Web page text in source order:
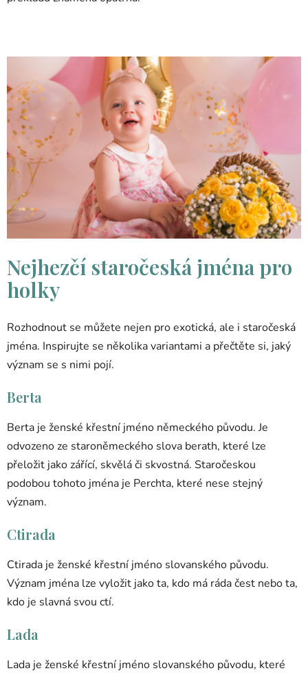
Nejhezčí staročeská jména pro
holky
Rozhodnout se můžete nejen pro exotická, ale i staročeská
jména. Inspirujte se několika variantami a přečtěte si, jaký
význam se s nimi pojí.
Berta
Berta je ženské křestní jméno německého původu. Je
odvozeno ze staroněmeckého slova berath, které lze
přeložit jako zářící, skvělá či skvostná. Staročeskou
podobou tohoto jména je Perchta, které nese stejný
význam.
Ctirada
Ctirada je ženské křestní jméno slovanského původu.
Význam jména lze vyložit jako ta, kdo má ráda čest nebo ta,
kdo je slavná svou ctí.
Lada
Lada je ženské křestní jméno slovanského původu, které